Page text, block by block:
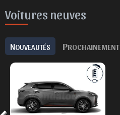
Voitures neuves
NOUVEAUTÉS PROCHAINEMENT